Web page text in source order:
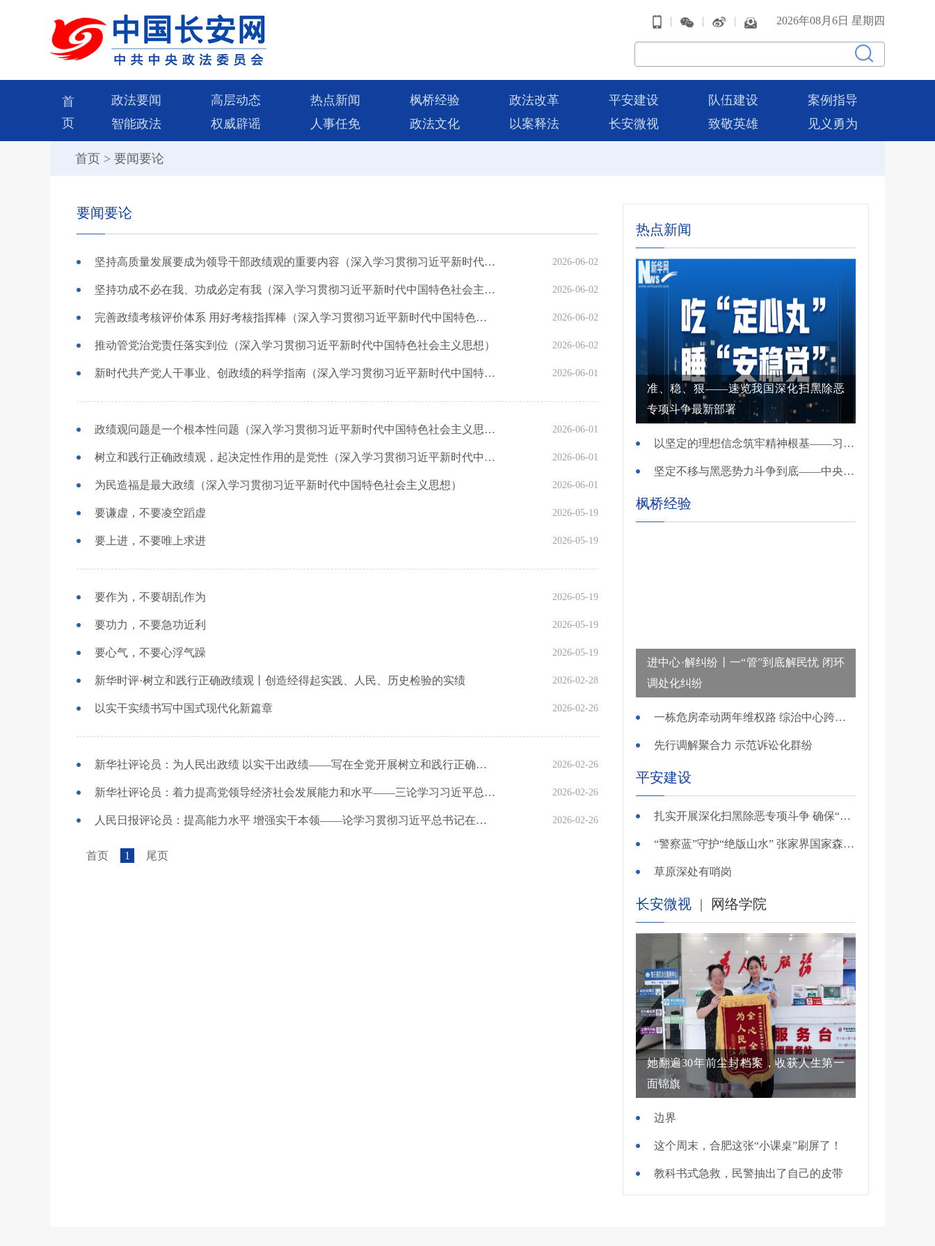
| | | 2026年08月6日 星期四
首
页
政法要闻 高层动态 热点新闻 枫桥经验 政法改革 平安建设 队伍建设
案例指导
智能政法
权威辟谣 人事任免 政法文化 以案释法 长安微视 致敬英雄 见义勇为
首页 > 要闻要论
要闻要论
坚持高质量发展要成为领导干部政绩观的重要内容（深入学习贯彻习近平新时代中国特色社会主义思想） 2026-06-02
坚持功成不必在我、功成必定有我（深入学习贯彻习近平新时代中国特色社会主义思想） 2026-06-02
完善政绩考核评价体系 用好考核指挥棒（深入学习贯彻习近平新时代中国特色社会主义思想） 2026-06-02
推动管党治党责任落实到位（深入学习贯彻习近平新时代中国特色社会主义思想） 2026-06-02
新时代共产党人干事业、创政绩的科学指南（深入学习贯彻习近平新时代中国特色社会主义思想）——学习贯彻习近平总书记关于树立和践行正确政绩观的重要论述 2026-06-01
政绩观问题是一个根本性问题（深入学习贯彻习近平新时代中国特色社会主义思想） 2026-06-01
树立和践行正确政绩观，起决定性作用的是党性（深入学习贯彻习近平新时代中国特色社会主义思想） 2026-06-01
为民造福是最大政绩（深入学习贯彻习近平新时代中国特色社会主义思想） 2026-06-01
要谦虚，不要凌空蹈虚 2026-05-19
要上进，不要唯上求进 2026-05-19
要作为，不要胡乱作为 2026-05-19
要功力，不要急功近利 2026-05-19
要心气，不要心浮气躁 2026-05-19
新华时评·树立和践行正确政绩观丨创造经得起实践、人民、历史检验的实绩 2026-02-28
以实干实绩书写中国式现代化新篇章 2026-02-26
新华社评论员：为人民出政绩 以实干出政绩——写在全党开展树立和践行正确政绩观学习教育之际 2026-02-26
新华社评论员：着力提高党领导经济社会发展能力和水平——三论学习习近平总书记在省部级主要领导干部专题研讨班开班式重要讲话精神 2026-02-26
人民日报评论员：提高能力水平 增强实干本领——论学习贯彻习近平总书记在省部级专题研讨班开班式上重要讲话 2026-02-26
首页 1 尾页
热点新闻
准、稳、狠——速览我国深化扫黑除恶
专项斗争最新部署
以坚定的理想信念筑牢精神根基——习近平党建思想理论品格系列述评之一
坚定不移与黑恶势力斗争到底——中央政法委负责同志就开展深化扫黑除恶专项斗争有关问题答记者问
枫桥经验
进中心·解纠纷丨一“管”到底解民忧 闭环
调处化纠纷
一栋危房牵动两年维权路 综治中心跨省寻鉴解民忧
先行调解聚合力 示范诉讼化群纷
平安建设
扎实开展深化扫黑除恶专项斗争 确保“全年全域平平安安、平平稳稳”——广东召开全省扫黑除恶专项斗争视频
“警察蓝”守护“绝版山水” 张家界国家森林公园景区派出所深化“生态警务”建设
草原深处有哨岗
长安微视 | 网络学院
她翻遍30年前尘封档案，收获人生第一
面锦旗
边界
这个周末，合肥这张“小课桌”刷屏了！
教科书式急救，民警抽出了自己的皮带